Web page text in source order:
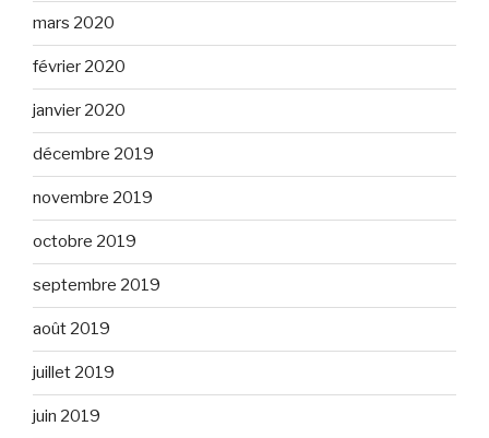
mars 2020
février 2020
janvier 2020
décembre 2019
novembre 2019
octobre 2019
septembre 2019
août 2019
juillet 2019
juin 2019